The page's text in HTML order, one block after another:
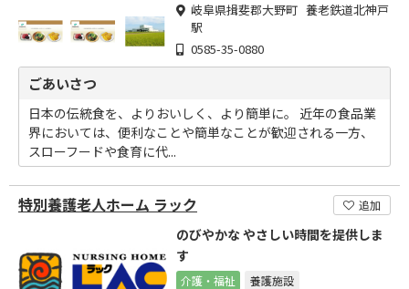
岐阜県揖斐郡大野町 養老鉄道北神戸
駅
0585-35-0880
ごあいさつ
日本の伝統食を、よりおいしく、より簡単に。 近年の食品業
界においては、便利なことや簡単なことが歓迎される一方、
スローフードや食育に代...
特別養護老人ホーム ラック 追加
のびやかな やさしい時間を提供しま
す
介護・福祉 養護施設